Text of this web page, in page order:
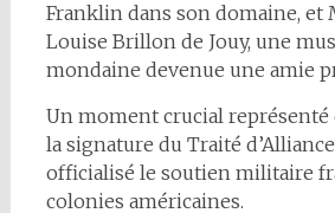
Franklin dans son domaine, et
Louise Brillon de Jouy, une
mondaine devenue une amie
Un moment crucial représenté
la signature du Traité
officialisé le soutien militaire
colonies américaines.